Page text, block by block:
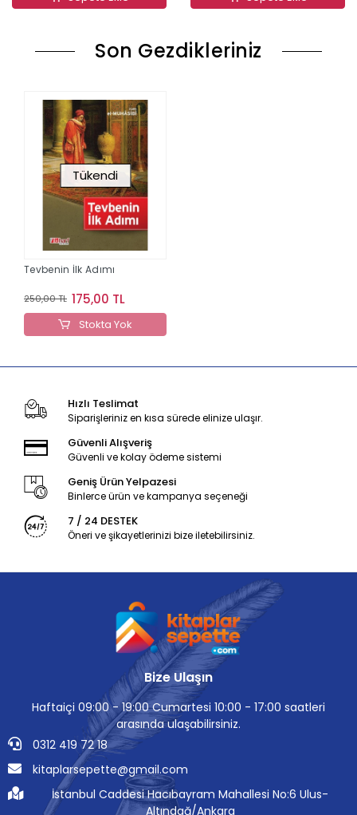
Son Gezdikleriniz
Tükendi
Tevbenin İlk Adımı
250,00 TL 175,00 TL
Stokta Yok
Hızlı Teslimat
Siparişleriniz en kısa sürede elinize ulaşır.
Güvenli Alışveriş
Güvenli ve kolay ödeme sistemi
Geniş Ürün Yelpazesi
Binlerce ürün ve kampanya seçeneği
7 / 24 DESTEK
Öneri ve şikayetlerinizi bize iletebilirsiniz.
Bize Ulaşın
Haftaiçi 09:00 - 19:00 Cumartesi 10:00 - 17:00 saatleri
arasında ulaşabilirsiniz.
0312 419 72 18
kitaplarsepette@gmail.com
İstanbul Caddesi Hacıbayram Mahallesi No:6 Ulus-
Altındağ/Ankara